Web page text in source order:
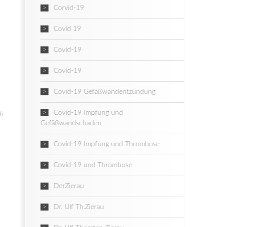
Corvid-19
Covid 19
Covid-19
Covid-19
Covid-19 Gefäßwandentzündung
Covid-19 Impfung und
Gefäßwandschaden
Covid-19 Impfung und Thrombose
Covid-19 und Thrombose
DerZierau
Dr. Ulf Th.Zierau